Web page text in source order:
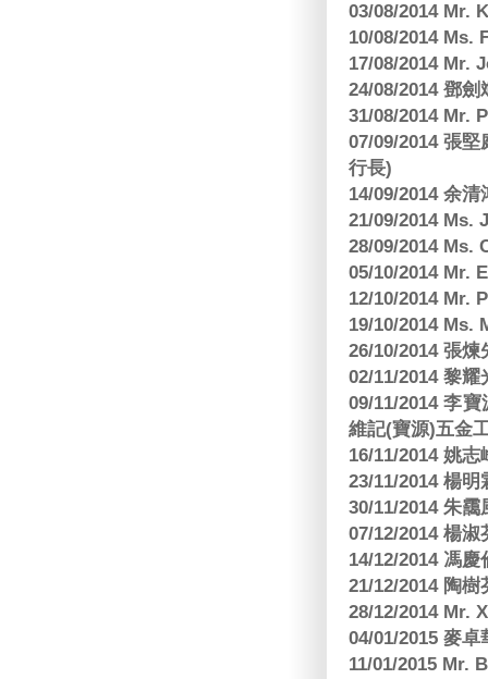
03/08/2014 Mr.
10/08/2014 Ms.
17/08/2014 Mr.
24/08/2014 鄧
31/08/2014 Mr.
07/09/2014 張
行長)
14/09/2014 余
21/09/2014 Ms.
28/09/2014 Ms.
05/10/2014 Mr.
12/10/2014 Mr.
19/10/2014 Ms.
26/10/2014 張
02/11/2014 黎
09/11/2014 李
維記(寶源)五金
16/11/2014 姚
23/11/2014 楊
30/11/2014 朱
07/12/2014 楊
14/12/2014 馮
21/12/2014 陶
28/12/2014 Mr.
04/01/2015 麥
11/01/2015 Mr.